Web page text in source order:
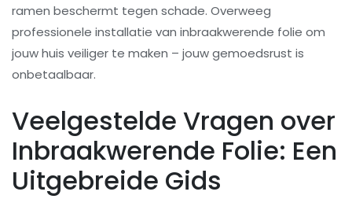
ramen beschermt tegen schade. Overweeg
professionele installatie van inbraakwerende folie om
jouw huis veiliger te maken – jouw gemoedsrust is
onbetaalbaar.
Veelgestelde Vragen over
Inbraakwerende Folie: Een
Uitgebreide Gids